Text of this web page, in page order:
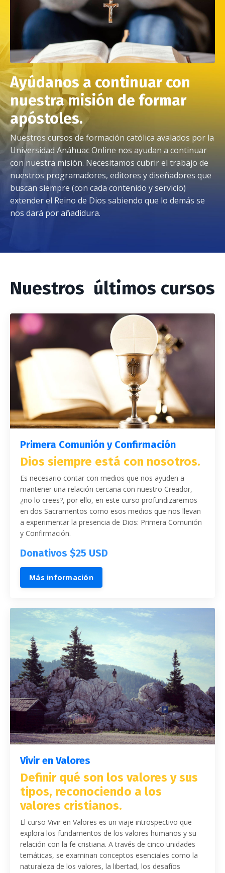
Ayúdanos a continuar con
nuestra misión de formar
apóstoles.
Nuestros cursos de formación católica avalados por la
Universidad Anáhuac Online nos ayudan a continuar
con nuestra misión. Necesitamos cubrir el trabajo de
nuestros programadores, editores y diseñadores que
buscan siempre (con cada contenido y servicio)
extender el Reino de Dios sabiendo que lo demás se
nos dará por añadidura.
Nuestros últimos cursos
Primera Comunión y Confirmación
Dios siempre está con nosotros.
Es necesario contar con medios que nos ayuden a
mantener una relación cercana con nuestro Creador,
¿no lo crees?, por ello, en este curso profundizaremos
en dos Sacramentos como esos medios que nos llevan
a experimentar la presencia de Dios: Primera Comunión
y Confirmación.
Donativos $25 USD
Más información
Vivir en Valores
Definir qué son los valores y sus
tipos, reconociendo a los
valores cristianos.
El curso Vivir en Valores es un viaje introspectivo que
explora los fundamentos de los valores humanos y su
relación con la fe cristiana. A través de cinco unidades
temáticas, se examinan conceptos esenciales como la
naturaleza de los valores, la libertad, los desafíos